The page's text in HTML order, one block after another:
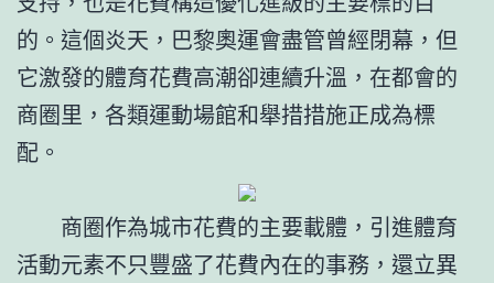
的。這個炎天，巴黎奧運會盡管曾經閉幕，但
它激發的體育花費高潮卻連續升溫，在都會的
商圈里，各類運動場館和舉措措施正成為標
配。
商圈作為城市花費的主要載體，引進體育
活動元素不只豐盛了花費內在的事務，還立異